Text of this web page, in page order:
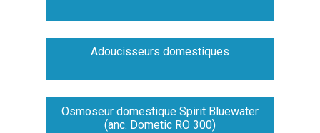
Adoucisseurs domestiques
Osmoseur domestique Spirit Bluewater
(anc. Dometic RO 300)